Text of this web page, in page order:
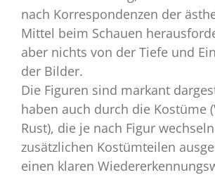
nach Korrespondenzen der
Mittel beim Schauen
aber nichts von der Tiefe und
der Bilder.
Die Figuren sind markant
haben auch durch die Kostüme
Rust), die je nach Figur
zusätzlichen Kostümteilen
einen klaren